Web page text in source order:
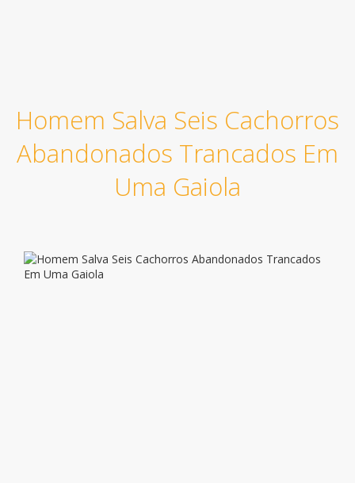
Homem Salva Seis Cachorros
Abandonados Trancados Em
Uma Gaiola